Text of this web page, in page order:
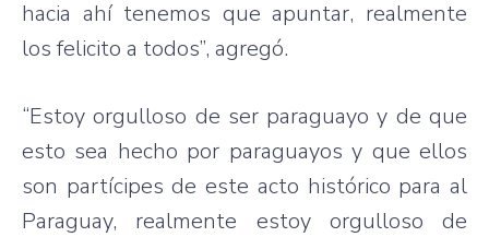
hacia ahí tenemos que apuntar, realmente
los felicito a todos”, agregó.
“Estoy orgulloso de ser paraguayo y de que
esto sea hecho por paraguayos y que ellos
son partícipes de este acto histórico para al
Paraguay, realmente estoy orgulloso de